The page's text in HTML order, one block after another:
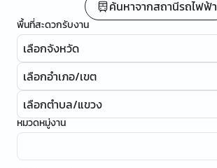
ค้นหาจากสถานีรถไฟฟ้า
พื้นที่สะดวกรับงาน
เลือกจังหวัด
เลือกอำเภอ/เขต
เลือกตำบล/แขวง
หมวดหมู่งาน